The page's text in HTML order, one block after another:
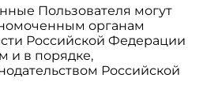
Пользователя могут
органам
Российской Федерации
и в порядке,
Российской